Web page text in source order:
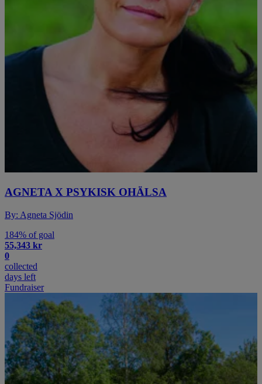
AGNETA X PSYKISK OHÄLSA
By: Agneta Sjödin
184% of goal
55,343 kr
0
collected
days left
Fundraiser